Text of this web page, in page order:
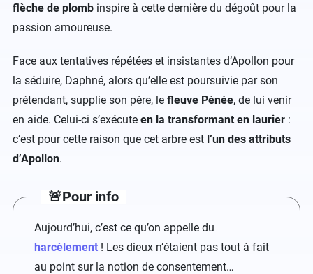
flèche de plomb inspire à cette dernière du dégoût pour la
passion amoureuse.
Face aux tentatives répétées et insistantes d’Apollon pour
la séduire, Daphné, alors qu’elle est poursuivie par son
prétendant, supplie son père, le fleuve Pénée, de lui venir
en aide. Celui-ci s’exécute en la transformant en laurier :
c’est pour cette raison que cet arbre est l’un des attributs
d’Apollon.
🚨Pour info
Aujourd’hui, c’est ce qu’on appelle du
harcèlement ! Les dieux n’étaient pas tout à fait
au point sur la notion de consentement…